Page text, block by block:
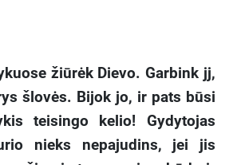
žiūrėk Dievo. Garbink jj,
šlovės. Bijok jo, ir pats būsi
teisingo kelio! Gydytojas
nieks nepajudins, jei jis